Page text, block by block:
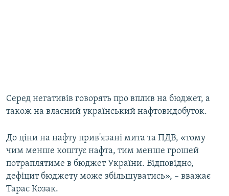
Серед негативів говорять про вплив на бюджет, а
також на власний український нафтовидобуток.
До ціни на нафту прив'язані мита та ПДВ, «тому
чим менше коштує нафта, тим менше грошей
потраплятиме в бюджет України. Відповідно,
дефіцит бюджету може збільшуватись», – вважає
Тарас Козак.